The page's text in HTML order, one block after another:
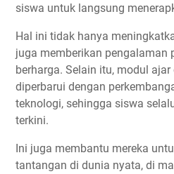
siswa untuk langsung
Hal ini tidak hanya
juga memberikan pengalaman
berharga. Selain itu, modul
diperbarui dengan
teknologi, sehingga siswa
terkini.
Ini juga membantu mereka
tantangan di dunia nyata, di